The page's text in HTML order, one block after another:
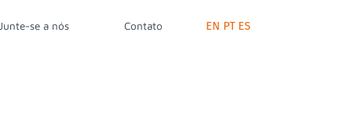
Junte-se a nós Contato EN PT ES